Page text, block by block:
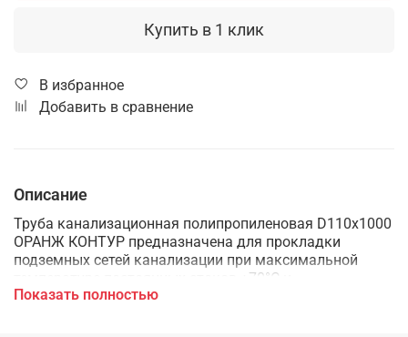
Купить в 1 клик
В избранное
Добавить в сравнение
Описание
Труба канализационная полипропиленовая D110х1000
ОРАНЖ КОНТУР предназначена для прокладки
подземных сетей канализации при максимальной
температуре постоянных стоков +70°С и
кратковременных (до 5 мин.) стоков с температурой
Показать полностью